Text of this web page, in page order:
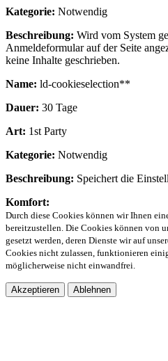
Kategorie: Notwendig
Beschreibung: Wird vom System
Anmeldeformular auf der Seite
keine Inhalte geschrieben.
Name: ld-cookieselection**
Dauer: 30 Tage
Art: 1st Party
Kategorie: Notwendig
Beschreibung: Speichert die
Komfort:
Durch diese Cookies können wir Ihnen
bereitzustellen. Die Cookies können von
gesetzt werden, deren Dienste wir auf
Cookies nicht zulassen, funktionieren
möglicherweise nicht einwandfrei.
Akzeptieren Ablehnen